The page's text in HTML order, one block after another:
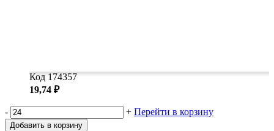
Код 174357
19,74 ₽
- + Перейти в корзину
Добавить в корзину